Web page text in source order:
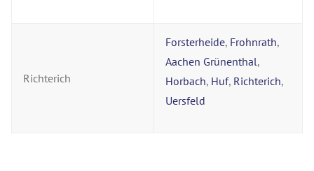
Richterich
Forsterheide, Frohnrath,
Aachen Grünenthal,
Horbach, Huf, Richterich,
Uersfeld